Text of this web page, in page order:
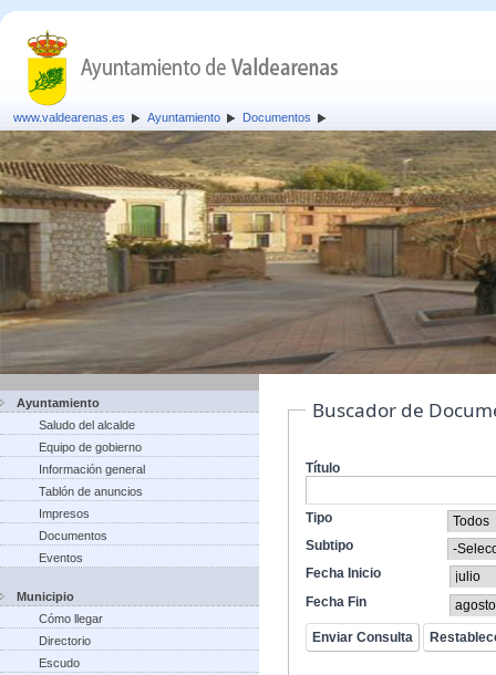
www.valdearenas.es Ayuntamiento Documentos
Ayuntamiento
Saludo del alcalde
Equipo de gobierno
Información general
Tablón de anuncios
Impresos
Documentos
Eventos
Municipio
Cómo llegar
Directorio
Escudo
Buscador de
Título
Tipo
Subtipo
Fecha Inicio
Fecha Fin